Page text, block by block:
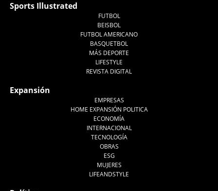
Sports Illustrated
FUTBOL
BEISBOL
FUTBOL AMERICANO
BASQUETBOL
MÁS DEPORTE
LIFESTYLE
REVISTA DIGITAL
Expansión
EMPRESAS
HOME EXPANSIÓN POLITICA
ECONOMÍA
INTERNACIONAL
TECNOLOGÍA
OBRAS
ESG
MUJERES
LIFEANDSTYLE